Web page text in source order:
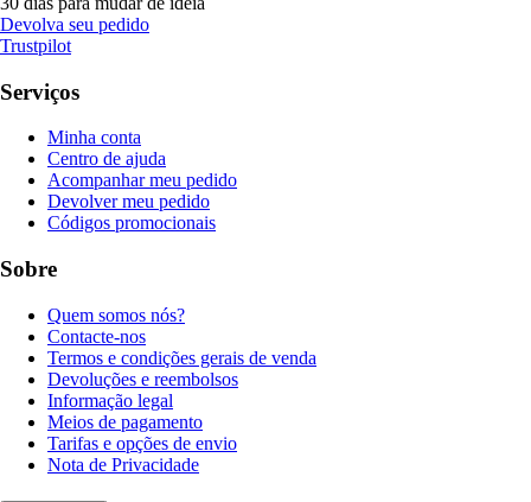
Devolva seu pedido
Trustpilot
Serviços
Minha conta
Centro de ajuda
Acompanhar meu pedido
Devolver meu pedido
Códigos promocionais
Sobre
Quem somos nós?
Contacte-nos
Termos e condições gerais de venda
Devoluções e reembolsos
Informação legal
Meios de pagamento
Tarifas e opções de envio
Nota de Privacidade